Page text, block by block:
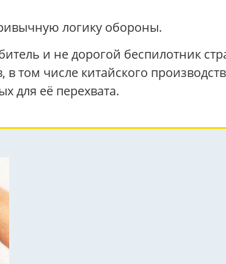
логику обороны.
и не дорогой беспилотник
том числе китайского
для её перехвата.